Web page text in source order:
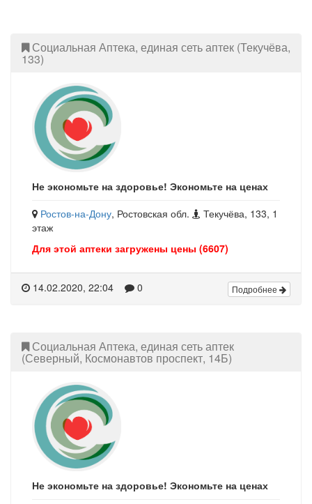
Социальная Аптека, единая сеть аптек (Текучёва,
133)
Не экономьте на здоровье! Экономьте на ценах
Ростов-на-Дону, Ростовская обл.
Текучёва, 133, 1
этаж
Для этой аптеки загружены цены (6607)
14.02.2020, 22:04 0 Подробнее
Социальная Аптека, единая сеть аптек
(Северный, Космонавтов проспект, 14Б)
Не экономьте на здоровье! Экономьте на ценах